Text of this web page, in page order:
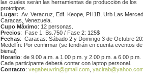
las cuales serán las herramientas de producción de los
prototipos.
Lugar: Av. Veracruz, Edf. Keope, PH1B, Urb Las
Caracas, Venezuela.
Cupo Máximo: 12 personas.
Precios: Fase 1: Bs.750 / Fase 2: 125$
Fechas: Caracas: Sábado 2 y Domingo 3 de Octubre
Medellín: Por confirmar (se tendrán en cuenta eventos
bienal)
Horario: de 9.00 a.m. a 1.00 p.m. y 2.00 p.m. a 6.00 p.m.
Cada participante deberá contar con laptop personal.
Contacto: vegabeuvrin@gmail.com